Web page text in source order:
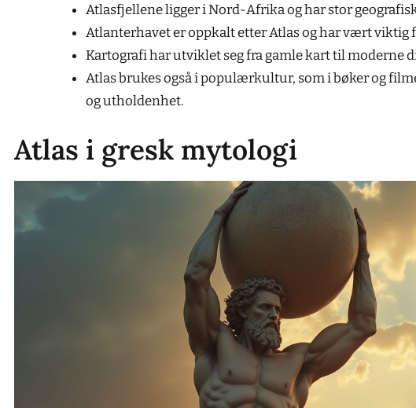
Atlasfjellene ligger i Nord-Afrika og har stor
Atlanterhavet er oppkalt etter Atlas og har vært viktig
Kartografi har utviklet seg fra gamle kart til moderne
Atlas brukes også i populærkultur, som i bøker og
og utholdenhet.
Atlas i gresk mytologi